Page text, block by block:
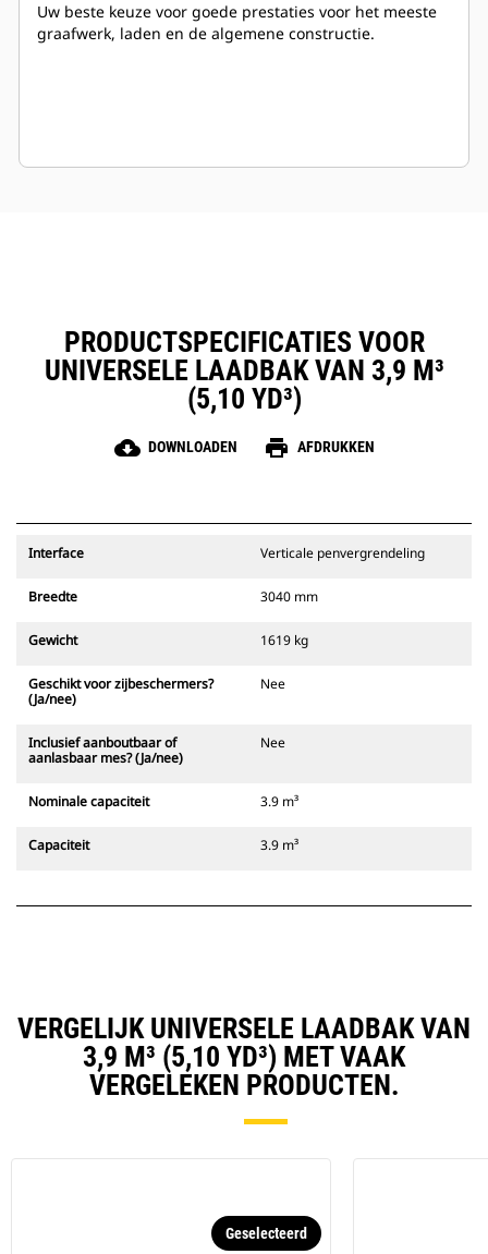
Uw beste keuze voor goede prestaties voor het meeste
graafwerk, laden en de algemene constructie.
PRODUCTSPECIFICATIES VOOR
UNIVERSELE LAADBAK VAN 3,9 M³
(5,10 YD³)
cloud_download DOWNLOADEN print AFDRUKKEN
Interface Verticale penvergrendeling
Breedte 3040 mm
Gewicht 1619 kg
Geschikt voor zijbeschermers?
(Ja/nee)
Nee
Inclusief aanboutbaar of
aanlasbaar mes? (Ja/nee)
Nee
Nominale capaciteit 3.9 m³
Capaciteit 3.9 m³
VERGELIJK UNIVERSELE LAADBAK VAN
3,9 M³ (5,10 YD³) MET VAAK
VERGELEKEN PRODUCTEN.
Geselecteerd